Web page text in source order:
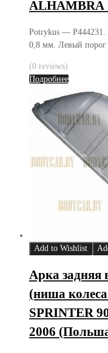
ALHAMBRA
Potrykus —
0,8 мм. Левый порог
(0 reviews)
Подробнее
Add to Wishlist
Арка задняя
(ниша
SPRINTER
2006